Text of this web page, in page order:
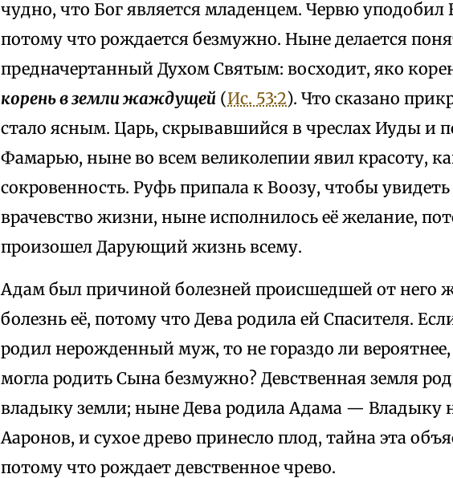
чудно, что Бог является младенцем. Червю уподобил
потому что рождается безмужно. Ныне делается
предначертанный Духом Святым: восходит, яко
корень в земли жаждущей (Ис. 53:2). Что сказано
стало ясным. Царь, скрывавшийся в чреслах Иуды и
Фамарью, ныне во всем великолепии явил красоту,
сокровенность. Руфь припала к Воозу, чтобы
врачевство жизни, ныне исполнилось её желание,
произошел Дарующий жизнь всему.
Адам был причиной болезней происшедшей от него
болезнь её, потому что Дева родила ей Спасителя.
родил нерожденный муж, то не гораздо ли
могла родить Сына безмужно? Девственная земля
владыку земли; ныне Дева родила Адама — Владыку
Ааронов, и сухое древо принесло плод, тайна эта
потому что рождает девственное чрево.